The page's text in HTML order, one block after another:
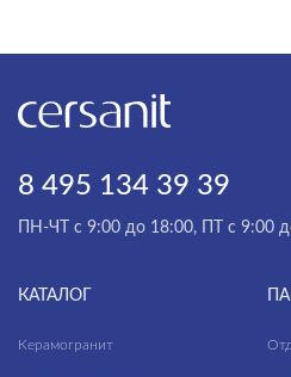
8 495 134 39 39
ПН-ЧТ с 9:00 до 18:00, ПТ с 9:00
КАТАЛОГ
Керамогранит